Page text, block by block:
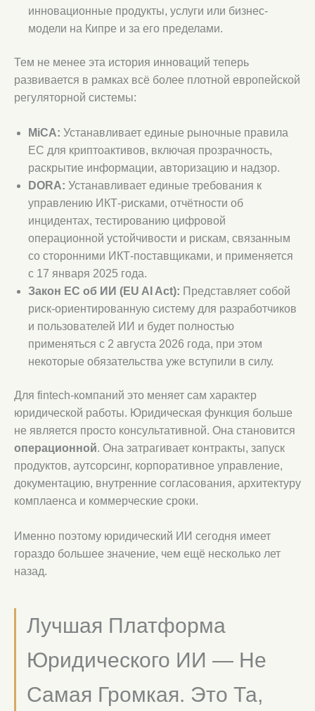
инновационные продукты, услуги или бизнес-
модели на Кипре и за его пределами.
Тем не менее эта история инноваций теперь
развивается в рамках всё более плотной европейской
регуляторной системы:
MiCA: Устанавливает единые рыночные правила
ЕС для криптоактивов, включая прозрачность,
раскрытие информации, авторизацию и надзор.
DORA: Устанавливает единые требования к
управлению ИКТ-рисками, отчётности об
инцидентах, тестированию цифровой
операционной устойчивости и рискам, связанным
со сторонними ИКТ-поставщиками, и применяется
с 17 января 2025 года.
Закон ЕС об ИИ (EU AI Act): Представляет собой
риск-ориентированную систему для разработчиков
и пользователей ИИ и будет полностью
применяться с 2 августа 2026 года, при этом
некоторые обязательства уже вступили в силу.
Для fintech-компаний это меняет сам характер
юридической работы. Юридическая функция больше
не является просто консультативной. Она становится
операционной. Она затрагивает контракты, запуск
продуктов, аутсорсинг, корпоративное управление,
документацию, внутренние согласования, архитектуру
комплаенса и коммерческие сроки.
Именно поэтому юридический ИИ сегодня имеет
гораздо большее значение, чем ещё несколько лет
назад.
Лучшая Платформа
Юридического ИИ — Не
Самая Громкая. Это Та,